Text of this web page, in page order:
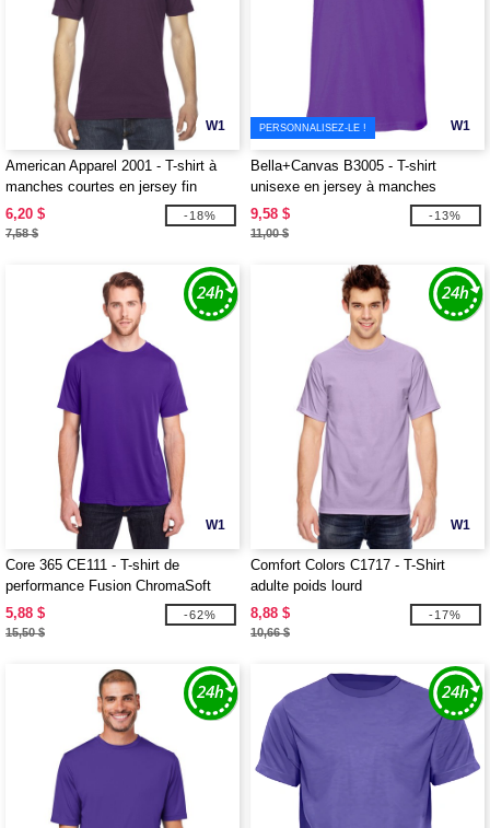
W1
American Apparel 2001 - T-shirt à
manches courtes en jersey fin
6,20 $
7,58 $
-18%
W1
PERSONNALISEZ-LE !
Bella+Canvas B3005 - T-shirt
unisexe en jersey à manches
courtes et col en V
9,58 $
11,00 $
-13%
W1
Core 365 CE111 - T-shirt de
performance Fusion ChromaSoft
pour adultes
5,88 $
15,50 $
-62%
W1
Comfort Colors C1717 - T-Shirt
adulte poids lourd
8,88 $
10,66 $
-17%